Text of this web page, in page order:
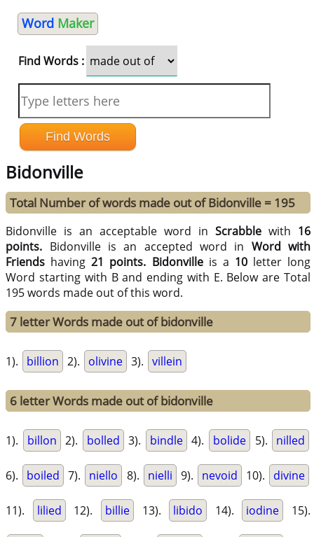
Word Maker
Find Words :
Bidonville
Total Number of words made out of Bidonville = 195
Bidonville is an acceptable word inScrabble with 16
points. Bidonville is an accepted word in Word with
Friends having21 points. Bidonvilleis a 10letter long
Word starting with B and ending with E. Below are Total
195 words made out of this word.
7 letter Words made out of bidonville
1). billion 2). olivine 3). villein
6 letter Words made out of bidonville
1). billon 2). bolled 3). bindle 4). bolide 5). nilled
6). boiled 7). niello 8). nielli 9). nevoid 10). divine
11). lilied 12). billie 13). libido 14). iodine 15).